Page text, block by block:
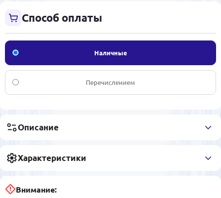
Способ оплаты
Наличные
Перечислением
Описание
Характеристики
Внимание: